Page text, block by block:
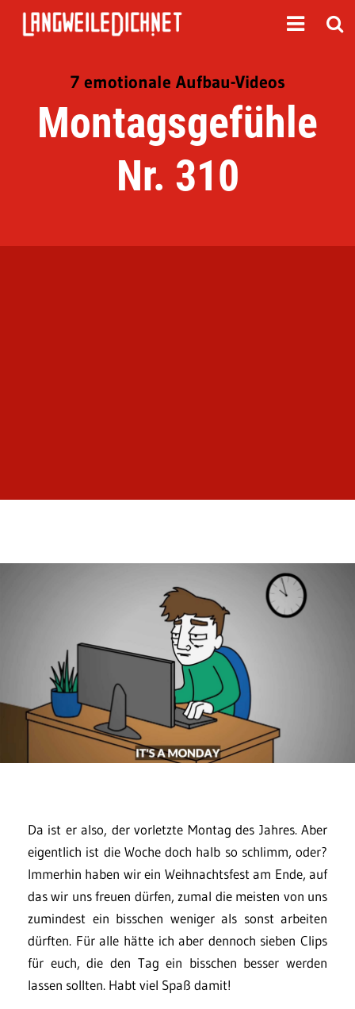
7 emotionale Aufbau-Videos
Montagsgefühle
Nr. 310
Da ist er also, der vorletzte Montag des Jahres. Aber
eigentlich ist die Woche doch halb so schlimm, oder?
Immerhin haben wir ein Weihnachtsfest am Ende, auf
das wir uns freuen dürfen, zumal die meisten von uns
zumindest ein bisschen weniger als sonst arbeiten
dürften. Für alle hätte ich aber dennoch sieben Clips
für euch, die den Tag ein bisschen besser werden
lassen sollten. Habt viel Spaß damit!